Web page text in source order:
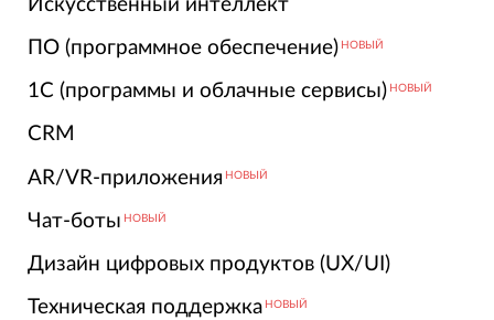
Искусственный интеллект
ПО (программное обеспечение) НОВЫЙ
1С (программы и облачные сервисы) НОВЫЙ
CRM
AR/VR-приложения НОВЫЙ
Чат-боты НОВЫЙ
Дизайн цифровых продуктов (UX/UI)
Техническая поддержка НОВЫЙ